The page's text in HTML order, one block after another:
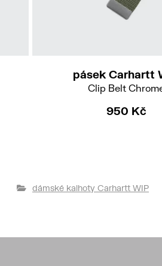
pásek Carhartt
Clip Belt
950 Kč
dámské kalhoty Carhartt WIP